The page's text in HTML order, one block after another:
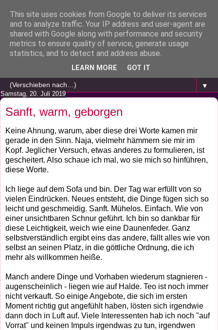
▼
Samstag, 20. Juli 2019
Sanft, warm, geborgen
Keine Ahnung, warum, aber diese drei Worte kamen mir
gerade in den Sinn. Naja, vielmehr hämmern sie mir im
Kopf. Jeglicher Versuch, etwas anderes zu formulieren, ist
gescheitert. Also schaue ich mal, wo sie mich so hinführen,
diese Worte.
Ich liege auf dem Sofa und bin. Der Tag war erfüllt von so
vielen Eindrücken. Neues entsteht, die Dinge fügen sich so
leicht und geschmeidig. Sanft. Mühelos. Einfach. Wie von
einer unsichtbaren Schnur geführt. Ich bin so dankbar für
diese Leichtigkeit, weich wie eine Daunenfeder. Ganz
selbstverständlich ergibt eins das andere, fällt alles wie von
selbst an seinen Platz, in die göttliche Ordnung, die ich
mehr als willkommen heiße.
Manch andere Dinge und Vorhaben wiederum stagnieren -
augenscheinlich - liegen wie auf Halde. Teo ist noch immer
nicht verkauft. So einige Angebote, die sich im ersten
Moment richtig gut angefühlt haben, lösten sich irgendwie
dann doch in Luft auf. Viele Interessenten hab ich noch "auf
Vorrat" und keinen Impuls irgendwas zu tun, irgendwen
This site uses cookies from Google to deliver its services
and to analyze traffic. Your IP address and user-agent are
shared with Google along with performance and security
metrics to ensure quality of service, generate usage
statistics, and to detect and address abuse.
LEARN MORE GOT IT